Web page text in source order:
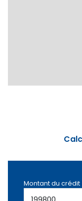
Montant du